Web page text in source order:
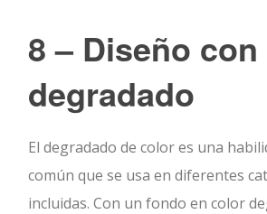
8 – Diseño con
degradado
El degradado de color es una
común que se usa en diferentes
incluidas. Con un fondo en color